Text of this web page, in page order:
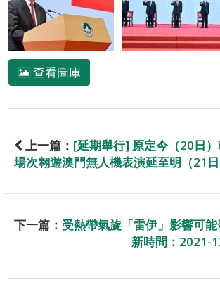
查看圖庫
上一篇： [延期舉行] 原定今（20日
場次翱遊澳門無人機表演延至明（21
下一篇： 受熱帶氣旋「雷伊」影響可
新時間：2021-